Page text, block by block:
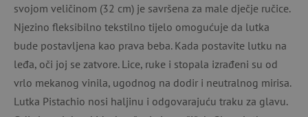
svojom veličinom (32 cm) je savršena za male dječje ručice.
Njezino fleksibilno tekstilno tijelo omogućuje da lutka
bude postavljena kao prava beba. Kada postavite lutku na
leđa, oči joj se zatvore. Lice, ruke i stopala izrađeni su od
vrlo mekanog vinila, ugodnog na dodir i neutralnog mirisa.
Lutka Pistachio nosi haljinu i odgovarajuću traku za glavu.